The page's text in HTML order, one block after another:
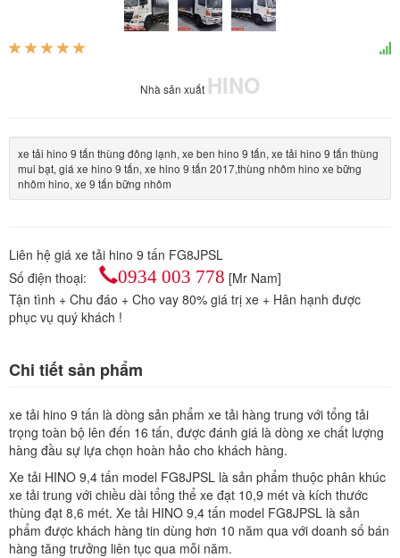
Nhà sản xuất HINO
xe tải hino 9 tấn thùng đông lạnh, xe ben hino 9 tấn, xe tải hino 9 tấn thùng
mui bạt, giá xe hino 9 tấn, xe hino 9 tấn 2017,thùng nhôm hino xe bững
nhôm hino, xe 9 tấn bững nhôm
Liên hệ giá xe tải hino 9 tấn FG8JPSL
Số điện thoại:
0934 003 778 [Mr Nam]
Tận tình + Chu đáo + Cho vay 80% giá trị xe + Hân hạnh được
phục vụ quý khách !
Chi tiết sản phẩm
xe tải hino 9 tấn là dòng sản phẩm xe tải hàng trung với tổng tải
trọng toàn bộ lên đến 16 tấn, được đánh giá là dòng xe chất lượng
hàng đầu sự lựa chọn hoàn hảo cho khách hàng.
Xe tải HINO 9,4 tấn model FG8JPSL là sản phẩm thuộc phân khúc
xe tải trung với chiều dài tổng thể xe đạt 10,9 mét và kích thước
thùng đạt 8,6 mét. Xe tải HINO 9,4 tấn model FG8JPSL là sản
phẩm được khách hàng tin dùng hơn 10 năm qua với doanh số bán
hàng tăng trưởng liên tục qua mỗi năm.